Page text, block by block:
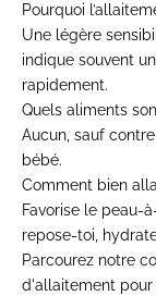
Pourquoi
Une légère
indique souvent
rapidement.
Quels aliments
Aucun, sauf
bébé.
Comment bien
Favorise le peau-
repose-toi,
Parcourez notre
d'allaitement